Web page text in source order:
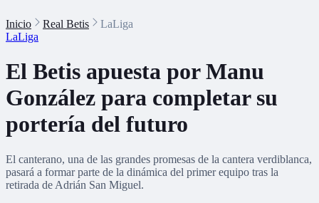
Inicio Real Betis
LaLiga
LaLiga
El Betis apuesta por Manu
González para completar su
portería del futuro
El canterano, una de las grandes promesas de la cantera verdiblanca,
pasará a formar parte de la dinámica del primer equipo tras la
retirada de Adrián San Miguel.